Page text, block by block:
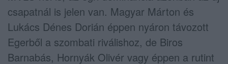
csapatnál is jelen van. Magyar Márton és
Lukács Dénes Dorián éppen nyáron távozott
Egerből a szombati riválishoz, de Biros
Barnabás, Hornyák Olivér vagy éppen a rutint